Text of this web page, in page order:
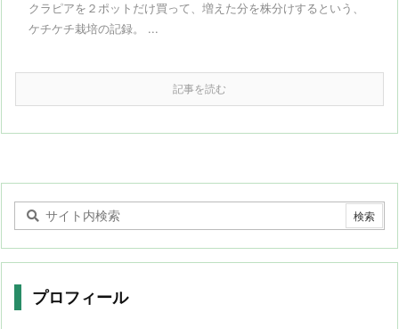
クラピアを２ポットだけ買って、増えた分を株分けするという、
ケチケチ栽培の記録。 ...
記事を読む
プロフィール